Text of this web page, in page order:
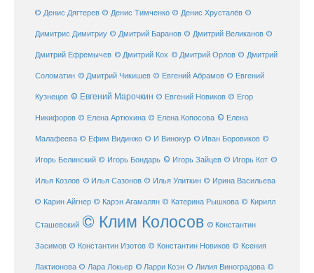
© Денис Дягтерев © Денис Тимченко © Денис Хрусталёв ©
Димитрис Димитриу © Дмитрий Баранов © Дмитрий Великанов ©
Дмитрий Ефремычев © Дмитрий Кох © Дмитрий Орлов © Дмитрий
Соломатин © Дмитрий Чикишев © Евгений Абрамов © Евгений
Кузнецов © Евгений Марочкин © Евгений Новиков © Егор
Никифоров © Елена Артюхина © Елена Копосова © Елена
Малафеева © Ефим Видинжо © И Винокур © Иван Боровиков ©
Игорь Белинский © Игорь Бондарь © Игорь Зайцев © Игорь Кот ©
Илья Козлов © Илья Сазонов © Илья Улиткин © Ирина Васильева
© Карин Айгнер © Карэн Агамалян © Катерина Рышкова © Кирилл
Сташевский © Клим Колосов © Константин
Засимов © Константин Изотов © Константин Новиков © Ксения
Лактионова © Лара Локьер © Ларри Коэн © Лилия Виноградова ©